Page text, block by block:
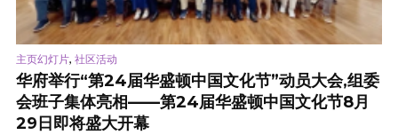
主页幻灯片, 社区活动
华府举行“第24届华盛顿中国文化节”动员大会,组委
会班子集体亮相——第24届华盛顿中国文化节8月
29日即将盛大开幕